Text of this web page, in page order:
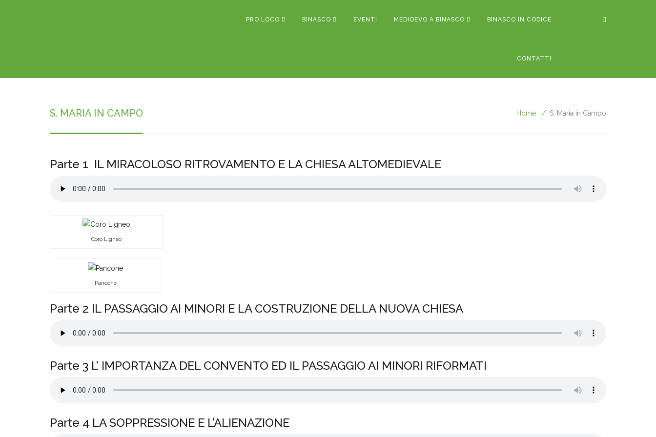
PRO LOCO BINASCO EVENTI MEDIOEVO A BINASCO BINASCO IN CODICE
CONTATTI
S. MARIA IN CAMPO Home S. Maria in Campo
Parte 1 IL MIRACOLOSO RITROVAMENTO E LA CHIESA ALTOMEDIEVALE
Coro Ligneo
Pancone
Parte 2 IL PASSAGGIO AI MINORI E LA COSTRUZIONE DELLA NUOVA CHIESA
Parte 3 L’ IMPORTANZA DEL CONVENTO ED IL PASSAGGIO AI MINORI RIFORMATI
Parte 4 LA SOPPRESSIONE E L’ALIENAZIONE